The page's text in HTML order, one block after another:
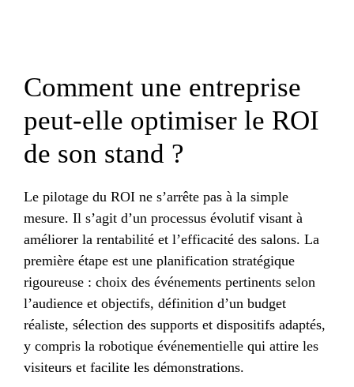
Comment une entreprise
peut-elle optimiser le ROI
de son stand ?
Le pilotage du ROI ne s’arrête pas à la simple
mesure. Il s’agit d’un processus évolutif visant à
améliorer la rentabilité et l’efficacité des salons. La
première étape est une planification stratégique
rigoureuse : choix des événements pertinents selon
l’audience et objectifs, définition d’un budget
réaliste, sélection des supports et dispositifs adaptés,
y compris la robotique événementielle qui attire les
visiteurs et facilite les démonstrations.